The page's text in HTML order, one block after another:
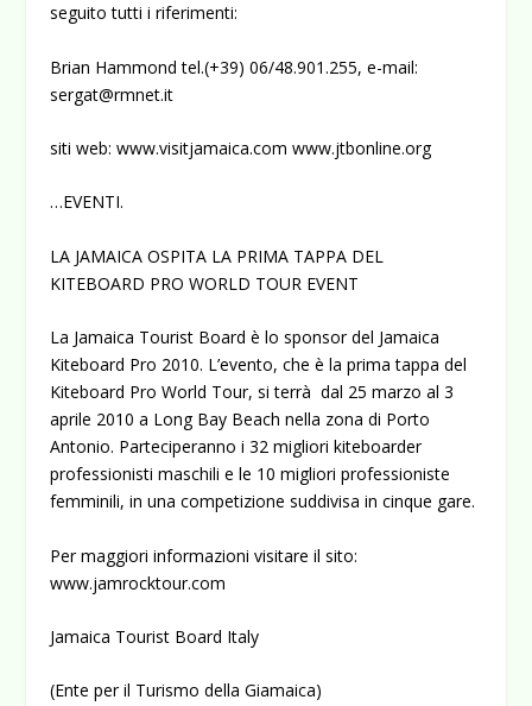
seguito tutti i riferimenti:
Brian Hammond tel.(+39) 06/48.901.255, e-mail:
sergat@rmnet.it
siti web:www.visitjamaica.com www.jtbonline.org
…EVENTI.
LA JAMAICA OSPITA LA PRIMA TAPPA DEL
KITEBOARD PRO WORLD TOUR EVENT
La Jamaica Tourist Board è lo sponsor del Jamaica
Kiteboard Pro 2010. L’evento, che è la prima tappa del
Kiteboard Pro World Tour, si terrà dal 25 marzo al 3
aprile 2010 a Long Bay Beach nella zona di Porto
Antonio. Parteciperanno i 32 migliori kiteboarder
professionisti maschili e le 10 migliori professioniste
femminili, in una competizione suddivisa in cinque gare.
Per maggiori informazioni visitare il sito:
www.jamrocktour.com
Jamaica Tourist Board Italy
(Ente per il Turismo della Giamaica)